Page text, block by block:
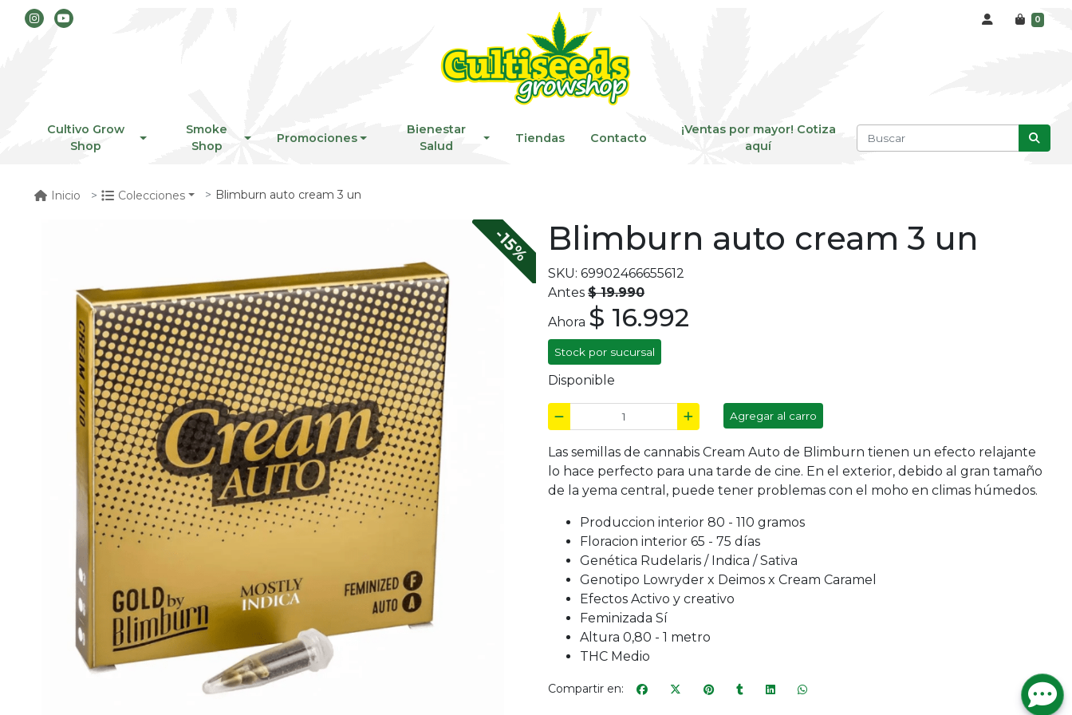
0
Cultivo Grow
Shop
Smoke
Shop
Promociones
Bienestar
Salud
Tiendas Contacto
¡Ventas por mayor! Cotiza
aquí
Inicio Colecciones Blimburn auto cream 3 un
-15% Blimburn auto cream 3 un
SKU: 69902466655612
Antes $ 19.990
Ahora $ 16.992
Stock por sucursal
Disponible
Agregar al carro
Las semillas de cannabis Cream Auto de Blimburn tienen un efecto relajante
lo hace perfecto para una tarde de cine. En el exterior, debido al gran tamaño
de la yema central, puede tener problemas con el moho en climas húmedos.
Produccion interior 80 - 110 gramos
Floracion interior 65 - 75 días
Genética Rudelaris / Indica / Sativa
Genotipo Lowryder x Deimos x Cream Caramel
Efectos Activo y creativo
Feminizada Sí
Altura 0,80 - 1 metro
THC Medio
Compartir en: